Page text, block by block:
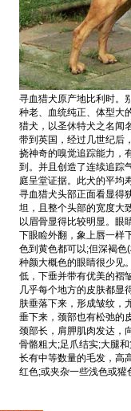
寻血猎犬原产地比利时。
种老、血统纯正、体型大
猎犬，以圣休特犬之名闻
带到英国，经过几世纪后
挠神奇的嗅觉追踪能力，
到。并且创造了连续追踪
庭呈堂证据。此犬的平均
寻血猎犬头部正面看显得
坦，且整个头部的宽度大
以眉骨显得比较明显。眼
下眼睑外翻，象上唇一样
色到黄色都可以;但深褐
种颜大概色的眼睛很少见
低，下垂并带有优美的褶
几乎每个地方的皮肤都显
肤垂落下来，形成皱纹，
垂下来，颈部也有松弛的
颈部长，肩胛肌肉发达，
骨骼粗大;足爪结实;大腿
长有中等数量的毛发，高
红色;或夹杂一些浅色或獾